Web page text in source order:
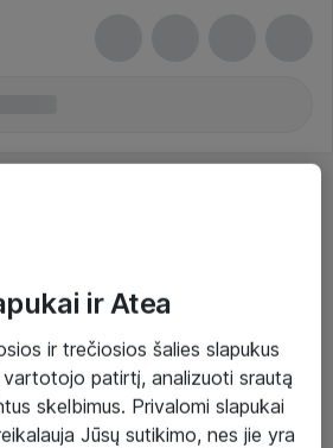
ir Atea
ir trečiosios šalies slapukus
patirtį, analizuoti srautą
skelbimus. Privalomi slapukai
Jūsų sutikimo, nes jie yra